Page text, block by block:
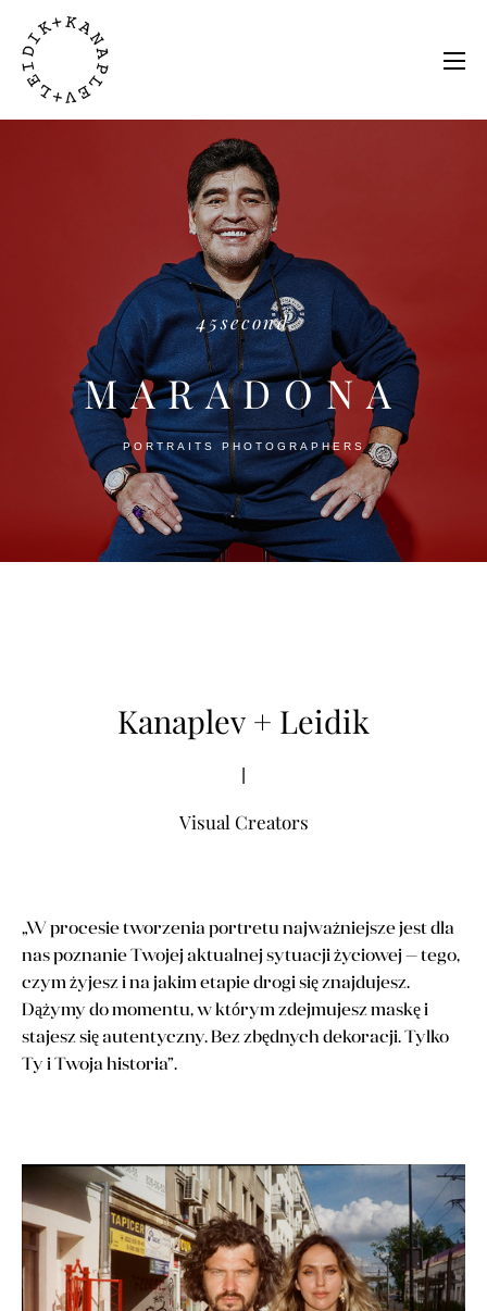
45second
MARADONA
PORTRAITS PHOTOGRAPHERS
Kanaplev + Leidik
Visual Creators
„W procesie tworzenia portretu najważniejsze jest dla
nas poznanie Twojej aktualnej sytuacji życiowej — tego,
czym żyjesz i na jakim etapie drogi się znajdujesz.
Dążymy do momentu, w którym zdejmujesz maskę i
stajesz się autentyczny. Bez zbędnych dekoracji. Tylko
Ty i Twoja historia”.